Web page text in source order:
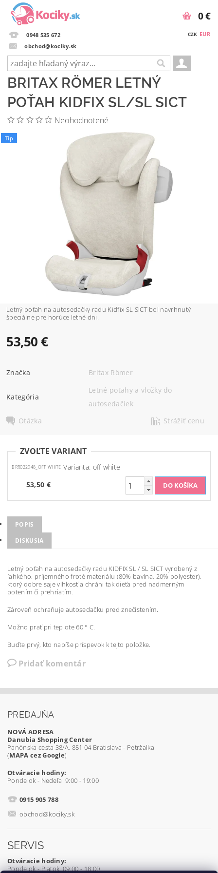
0948 535 672
obchod@kociky.sk
CZK EUR
0 €
BRITAX RÖMER LETNÝ
POŤAH KIDFIX SL/SL SICT
Neohodnotené
Tip
Letný poťah na autosedačky radu Kidfix SL SICT bol navrhnutý
špeciálne pre horúce letné dni.
53,50 €
Značka Britax Römer
Kategória
Letné poťahy a vložky do
autosedačiek
Otázka
Strážiť cenu
ZVOĽTE VARIANT
BRR022948_OFF WHITE Varianta: off white
53,50 €
POPIS
DISKUSIA
Letný poťah na autosedačky radu KIDFIX SL / SL SICT vyrobený z
ľahkého, príjemného froté materiálu (80% bavlna, 20% polyester),
ktorý dobre saje vlhkosť a chráni tak dieťa pred nadmerným
potením či prehriatím.
Zároveň ochraňuje autosedačku pred znečistením.
Možno prať pri teplote 60 ° C.
Buďte prvý, kto napíše príspevok k tejto položke.
Pridať komentár
PREDAJŇA
NOVÁ ADRESA
Danubia Shopping Center
Panónska cesta 38/A, 851 04 Bratislava - Petržalka
(MAPA cez Google)
Otváracie hodiny:
Pondelok - Nedeľa 9:00 - 19:00
0915 905 788
obchod@kociky.sk
SERVIS
Otváracie hodiny:
Pondelok - Piatok 09:00 - 18:00